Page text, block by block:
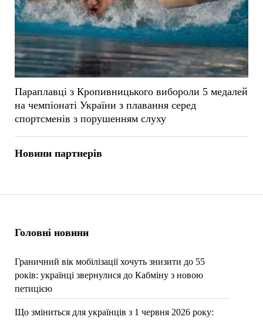
Головні новини
Граничний вік мобілізації хочуть знизити до 55
років: українці звернулися до Кабміну з новою
петицією
Що зміниться для українців з 1 червня 2026 року:
Параплавці з Кропивницького вибороли 5 медалей
на чемпіонаті України з плавання серед
спортсменів з порушенням слуху
Новини партнерів